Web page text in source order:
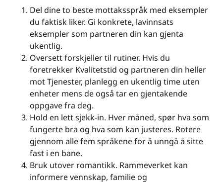
Del dine to beste mottaksspråk med eksempler
du faktisk liker. Gi konkrete, lavinnsats
eksempler som partneren din kan gjenta
ukentlig.
Oversett forskjeller til rutiner. Hvis du
foretrekker Kvalitetstid og partneren din heller
mot Tjenester, planlegg en ukentlig time uten
enheter mens de også tar en gjentakende
oppgave fra deg.
Hold en lett sjekk-in. Hver måned, spør hva som
fungerte bra og hva som kan justeres. Rotere
gjennom alle fem språkene for å unngå å sitte
fast i en bane.
Bruk utover romantikk. Rammeverket kan
informere vennskap, familie og